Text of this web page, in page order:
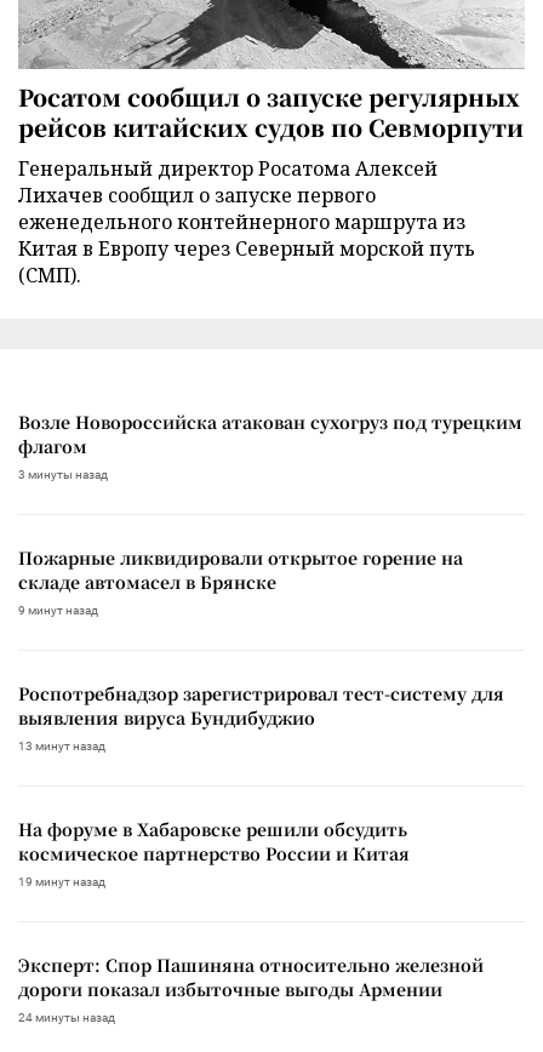
Росатом сообщил о запуске регулярных
рейсов китайских судов по Севморпути
Генеральный директор Росатома Алексей
Лихачев сообщил о запуске первого
еженедельного контейнерного маршрута из
Китая в Европу через Северный морской путь
(СМП).
Возле Новороссийска атакован сухогруз под турецким
флагом
3 минуты назад
Пожарные ликвидировали открытое горение на
складе автомасел в Брянске
9 минут назад
Роспотребнадзор зарегистрировал тест-систему для
выявления вируса Бундибуджио
13 минут назад
На форуме в Хабаровске решили обсудить
космическое партнерство России и Китая
19 минут назад
Эксперт: Спор Пашиняна относительно железной
дороги показал избыточные выгоды Армении
24 минуты назад